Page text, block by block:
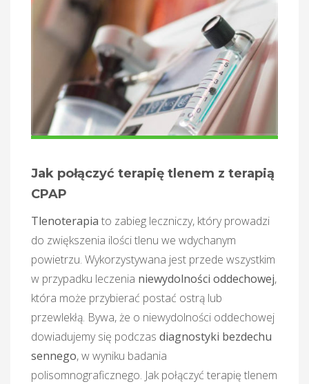
Jak połączyć terapię tlenem z terapią
CPAP
Tlenoterapia to zabieg leczniczy, który prowadzi
do zwiększenia ilości tlenu we wdychanym
powietrzu. Wykorzystywana jest przede wszystkim
w przypadku leczenia niewydolności oddechowej,
która może przybierać postać ostrą lub
przewlekłą. Bywa, że o niewydolności oddechowej
dowiadujemy się podczas diagnostyki bezdechu
sennego, w wyniku badania
polisomnograficznego. Jak połączyć terapię tlenem